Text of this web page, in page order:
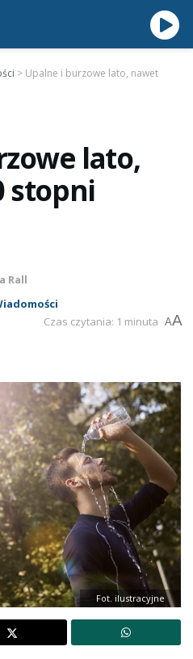
> Upalne i burzowe lato, nawet
lato,
stopni
Rall
Czas czytania: 1 minuta AA
Fot. ilustracyjne